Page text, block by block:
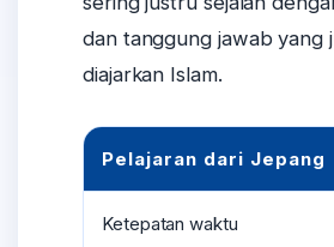
dan tanggung jawab yang
diajarkan Islam.
Pelajaran dari Jepang
Ketepatan waktu